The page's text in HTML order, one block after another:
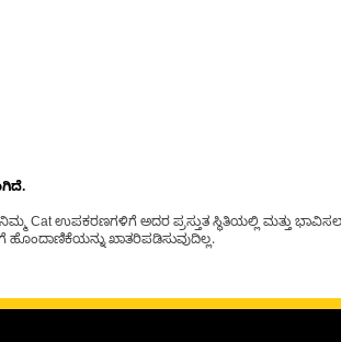
Cat ಉಪಕರಣಗಳಿಗೆ ಅದರ ಪ್ರಸ್ತುತ ಸ್ಥಿತಿಯಲ್ಲಿ ಮತ್ತು
ಖಾತರಿಪಡಿಸುವುದಿಲ್ಲ.